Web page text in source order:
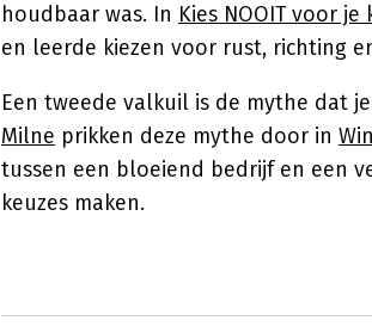
houdbaar was. In Kies NOOIT voor je
en leerde kiezen voor rust, richting
Een tweede valkuil is de mythe dat
Milne prikken deze mythe door in
tussen een bloeiend bedrijf en een
keuzes maken.